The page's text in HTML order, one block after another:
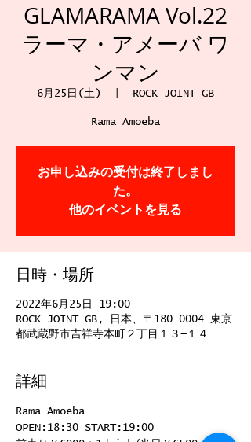
GLAMARAMA Vol.22
ラーマ・アメーバ ワ
ンマン
6月25日(土) ROCK JOINT GB
Rama Amoeba
お申し込みの受付は終了しまし
た。
他のイベントを見る
日時・場所
2022年6月25日 19:00
ROCK JOINT GB, 日本、〒180-0004 東京
都武蔵野市吉祥寺本町２丁目１３−１４
詳細
Rama Amoeba
OPEN:18:30 START:19:00